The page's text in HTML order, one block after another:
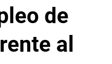
de
al